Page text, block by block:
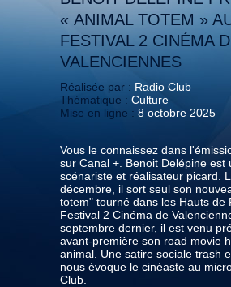
« ANIMAL TOTEM »
FESTIVAL 2 CINÉMA
VALENCIENNES
Réalisée par : Radio Club
Thématique : Culture
Mise en ligne : 8 octobre 2025
Vous le connaissez dans
sur Canal +. Benoit Delépine est
scénariste et réalisateur picard.
décembre, il sort seul son
totem" tourné dans les Hauts de
Festival 2 Cinéma de
septembre dernier, il est venu
avant-première son road movie
animal. Une satire sociale trash
nous évoque le cinéaste au
Club.